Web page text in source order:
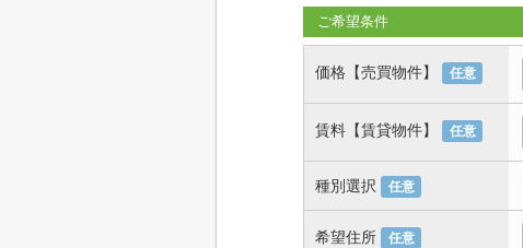
ご希望条件
価格【売買物件】 任意
賃料【賃貸物件】 任意
種別選択 任意
希望住所 任意